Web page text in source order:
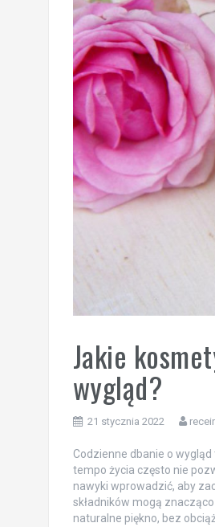
Jakie
wygląd?
21 stycznia 2022
Codzienne dbanie o
tempo życia często nie
nawyki wprowadzić, aby
składników mogą
naturalne piękno, bez